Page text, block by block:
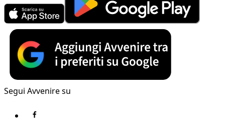
Segui Avvenire su